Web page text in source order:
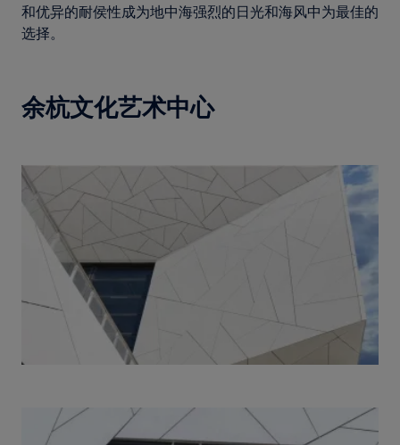
和优异的耐侯性成为地中海强烈的日光和海风中为最佳的
选择。
余杭文化艺术中心